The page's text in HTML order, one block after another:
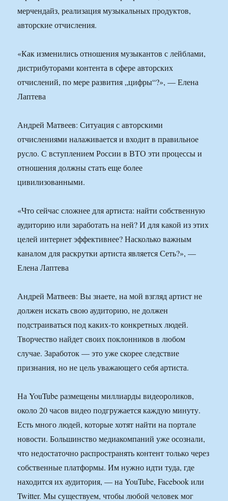
мерчендайз, реализация музыкальных продуктов,
авторские отчисления.
«Как изменились отношения музыкантов с лейблами,
дистрибуторами контента в сфере авторских
отчислений, по мере развития „цифры“?», — Елена
Лаптева
Андрей Матвеев: Ситуация с авторскими
отчислениями налаживается и входит в правильное
русло. С вступлением России в ВТО эти процессы и
отношения должны стать еще более
цивилизованными.
«Что сейчас сложнее для артиста: найти собственную
аудиторию или заработать на ней? И для какой из этих
целей интернет эффективнее? Насколько важным
каналом для раскрутки артиста является Сеть?», —
Елена Лаптева
Андрей Матвеев: Вы знаете, на мой взгляд артист не
должен искать свою аудиторию, не должен
подстраиваться под каких-то конкретных людей.
Творчество найдет своих поклонников в любом
случае. Заработок — это уже скорее следствие
признания, но не цель уважающего себя артиста.
На YouTube размещены миллиарды видеороликов,
около 20 часов видео подгружается каждую минуту.
Есть много людей, которые хотят найти на портале
новости. Большинство медиакомпаний уже осознали,
что недостаточно распространять контент только через
собственные платформы. Им нужно идти туда, где
находится их аудитория, — на YouTube, Facebook или
Twitter. Мы существуем, чтобы любой человек мог